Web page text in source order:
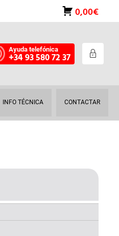
0,00€
Ayuda telefónica
+34 93 580 72 37
INFO TÉCNICA CONTACTAR